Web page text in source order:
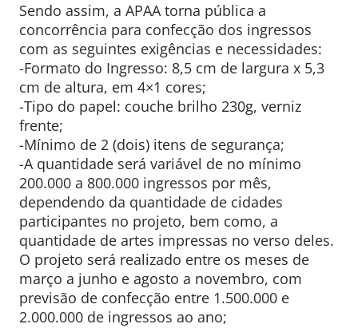
Sendo assim, a APAA torna pública a
concorrência para confecção dos ingressos
com as seguintes exigências e necessidades:
-Formato do Ingresso: 8,5 cm de largura x 5,3
cm de altura, em 4×1 cores;
-Tipo do papel: couche brilho 230g, verniz
frente;
-Mínimo de 2 (dois) itens de segurança;
-A quantidade será variável de no mínimo
200.000 a 800.000 ingressos por mês,
dependendo da quantidade de cidades
participantes no projeto, bem como, a
quantidade de artes impressas no verso deles.
O projeto será realizado entre os meses de
março a junho e agosto a novembro, com
previsão de confecção entre 1.500.000 e
2.000.000 de ingressos ao ano;